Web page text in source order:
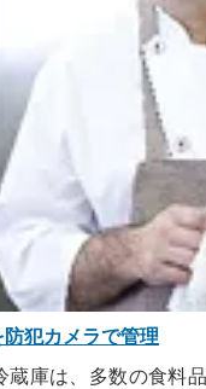
犯カメラで管理
蔵庫は、多数の食料